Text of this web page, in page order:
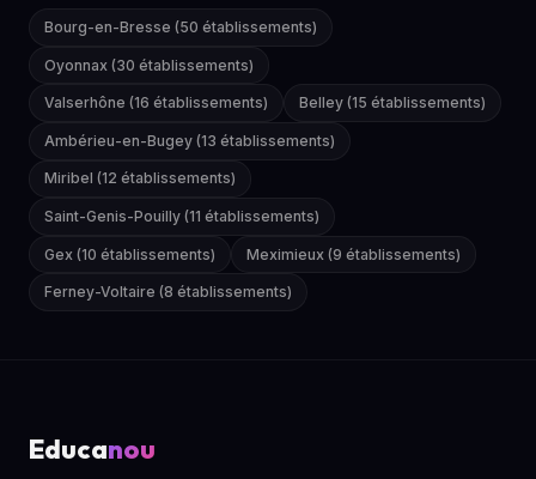
Bourg-en-Bresse (50 établissements)
Oyonnax (30 établissements)
Valserhône (16 établissements) Belley (15 établissements)
Ambérieu-en-Bugey (13 établissements)
Miribel (12 établissements)
Saint-Genis-Pouilly (11 établissements)
Gex (10 établissements) Meximieux (9 établissements)
Ferney-Voltaire (8 établissements)
Educanou